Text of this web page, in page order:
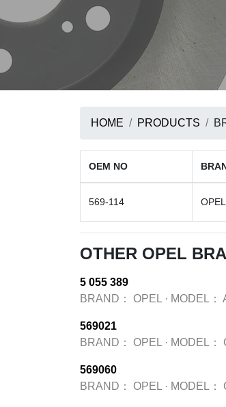
HOME PRODUCTS
OEM NO
569-114 OPEL
OTHER OPEL
5 055 389
BRAND：
OPEL · MODEL：
569021
BRAND：
OPEL · MODEL：
569060
BRAND：
OPEL · MODEL：